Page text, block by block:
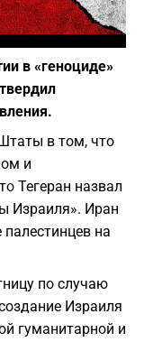
Depositphotos
в «геноциде»
в том, что
и
Тегеран назвал
Израиля». Иран
на
по случаю
Израиля
гуманитарной и